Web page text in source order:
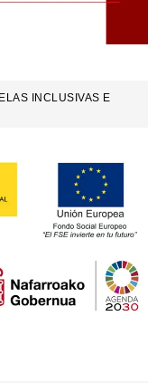
INCLUSIVAS E